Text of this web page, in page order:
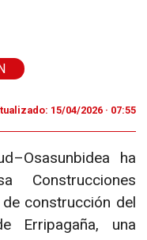
15/04/2026 · 07:55
ha
Construcciones
construcción del
Erripagaña, una